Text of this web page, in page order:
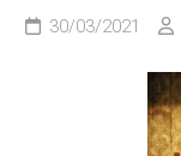
30/03/2021